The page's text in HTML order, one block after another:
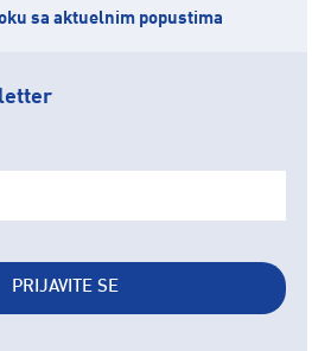
sa aktuelnim popustima
PRIJAVITE SE